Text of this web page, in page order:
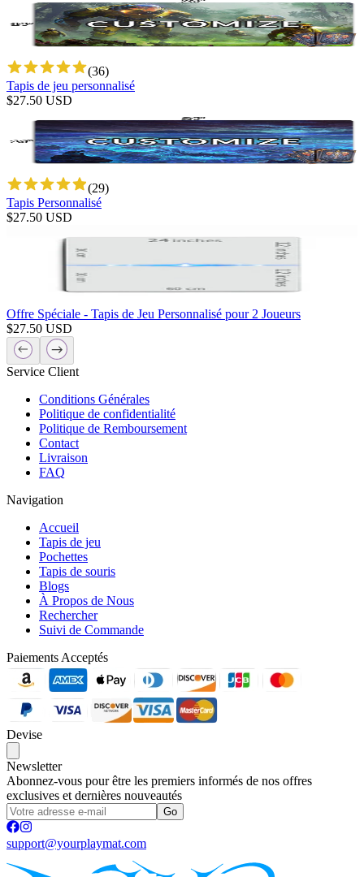
(36)
Tapis de jeu personnalisé
$27.50 USD
(29)
Tapis Personnalisé
$27.50 USD
Offre Spéciale - Tapis de Jeu Personnalisé pour 2 Joueurs
$27.50 USD
Service Client
Conditions Générales
Politique de confidentialité
Politique de Remboursement
Contact
Livraison
FAQ
Navigation
Accueil
Tapis de jeu
Pochettes
Tapis de souris
Blogs
À Propos de Nous
Rechercher
Suivi de Commande
Paiements Acceptés
Devise
Newsletter
Abonnez-vous pour être les premiers informés de nos offres
exclusives et dernières nouveautés
Go
support@yourplaymat.com